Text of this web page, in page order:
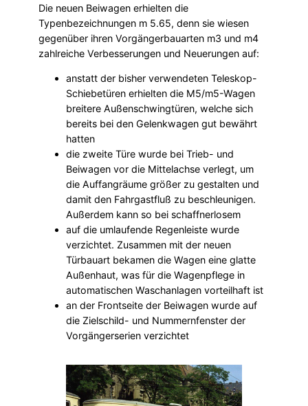
Die neuen Beiwagen erhielten die
Typenbezeichnungen m 5.65, denn sie wiesen
gegenüber ihren Vorgängerbauarten m3 und m4
zahlreiche Verbesserungen und Neuerungen auf:
anstatt der bisher verwendeten Teleskop-
Schiebetüren erhielten die M5/m5-Wagen
breitere Außenschwingtüren, welche sich
bereits bei den Gelenkwagen gut bewährt
hatten
die zweite Türe wurde bei Trieb- und
Beiwagen vor die Mittelachse verlegt, um
die Auffangräume größer zu gestalten und
damit den Fahrgastfluß zu beschleunigen.
Außerdem kann so bei schaffnerlosem
auf die umlaufende Regenleiste wurde
verzichtet. Zusammen mit der neuen
Türbauart bekamen die Wagen eine glatte
Außenhaut, was für die Wagenpflege in
automatischen Waschanlagen vorteilhaft ist
an der Frontseite der Beiwagen wurde auf
die Zielschild- und Nummernfenster der
Vorgängerserien verzichtet